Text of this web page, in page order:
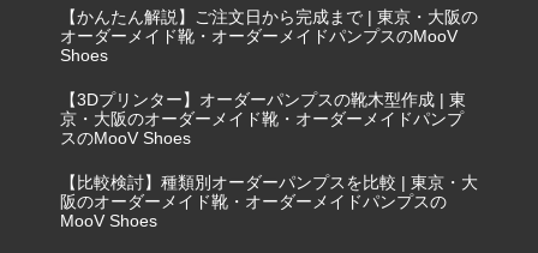
【かんたん解説】ご注文日から完成まで | 東京・大阪の
オーダーメイド靴・オーダーメイドパンプスのMooV
Shoes
【3Dプリンター】オーダーパンプスの靴木型作成 | 東
京・大阪のオーダーメイド靴・オーダーメイドパンプ
スのMooV Shoes
【比較検討】種類別オーダーパンプスを比較 | 東京・大
阪のオーダーメイド靴・オーダーメイドパンプスの
MooV Shoes